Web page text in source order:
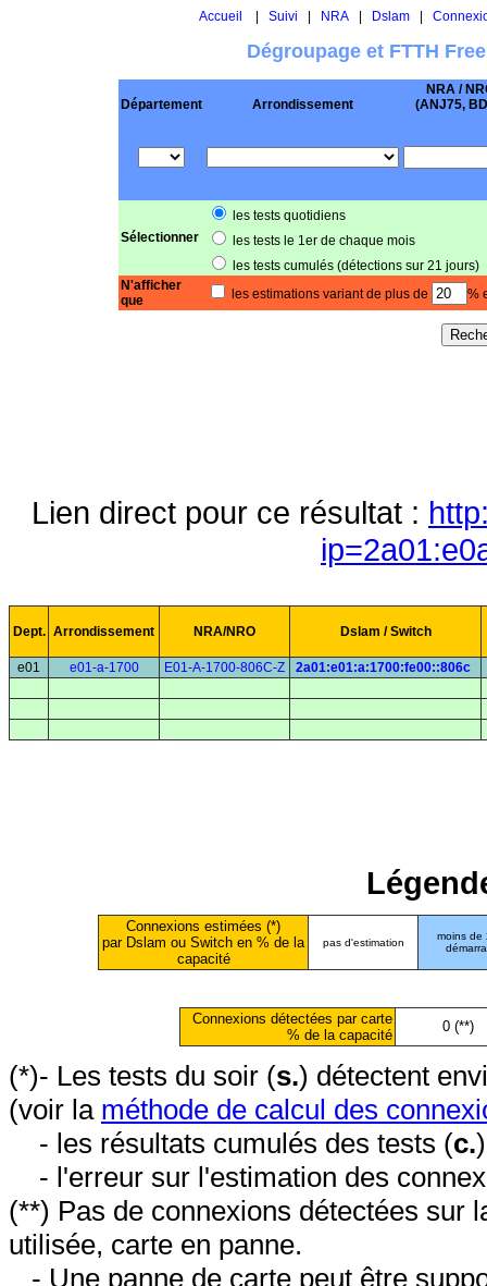
Accueil Suivi NRA| Dslam|
Dégroupage et FTTH
Département Arrondissement
NRA /
(ANJ75,
Sélectionner
les tests quotidiens
les tests le 1er de chaque mois
les tests cumulés (détections sur 21 jours)
N'afficher
que
les estimations variant de plus de %
Lien direct pour ce résultat :
Dept. Arrondissement NRA/NRO Dslam / Switch
e01 e01-a-1700 E01-A-1700-806C-Z 2a01:e01:a:1700:fe00::806c
Connexions estimées (*)
par Dslam ou Switch en % de la
capacité
pas d'estimation
moins de
Connexions détectées par carte
% de la capacité
0 (**)
(*)- Les tests du soir (s.) détectent
(voir la méthode de calcul des
- les résultats cumulés des tests (c.
- l'erreur sur l'estimation des
(**) Pas de connexions détectées sur
utilisée, carte en panne.
- Une panne de carte peut être